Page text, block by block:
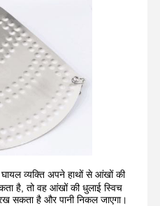
व्यक्ति अपने हाथों से आंखों की
है, तो वह आंखों की धुलाई स्विच
सकता है और पानी निकल जाएगा।